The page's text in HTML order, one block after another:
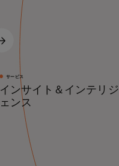
サービス
インサイト＆インテリジ
ェンス